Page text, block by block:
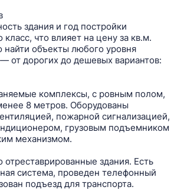
здания и год постройки
класс, что влияет на цену за кв.м.
объекты любого уровня
от дорогих до дешевых вариантов:
комплексы, c ровным полом,
8 метров. Оборудованы
пожарной сигнализацией,
грузовым подъемником
механизмом.
отреставрированные здания. Есть
система, проведен телефонный
подъезд для транспорта.